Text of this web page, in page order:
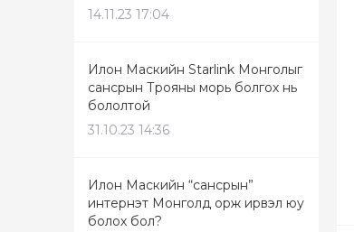
14.11.23 17:04
Илон Маскийн Starlink Монголыг
сансрын Трояны морь болгох нь
бололтой
31.10.23 14:36
Илон Маскийн “сансрын”
интернэт Монголд орж ирвэл юу
болох бол?